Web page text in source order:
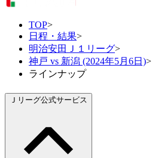
TOP>
日程・結果>
明治安田Ｊ１リーグ>
神戸 vs 新潟 (2024年5月6日)>
ラインナップ
Ｊリーグ公式サービス